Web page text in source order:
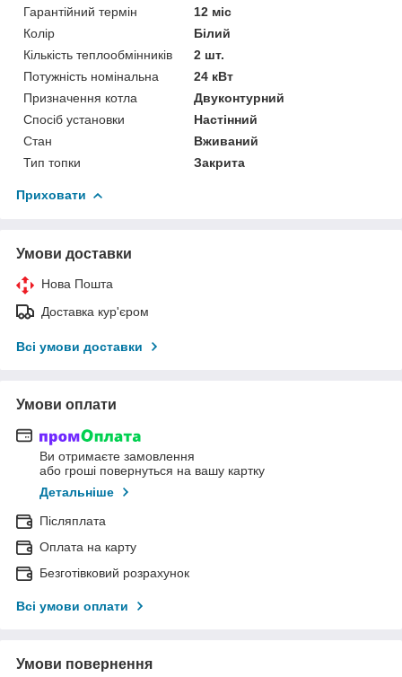
Гарантійний термін
12 міс
Колір
Білий
Кількість теплообмінників
2 шт.
Потужність номінальна
24 кВт
Призначення котла
Двуконтурний
Спосіб установки
Настінний
Стан
Вживаний
Тип топки
Закрита
Приховати
Умови доставки
Нова Пошта
Доставка кур'єром
Всі умови доставки
Умови оплати
Ви отримаєте замовлення
або гроші повернуться на вашу картку
Детальніше
Післяплата
Оплата на карту
Безготівковий розрахунок
Всі умови оплати
Умови повернення